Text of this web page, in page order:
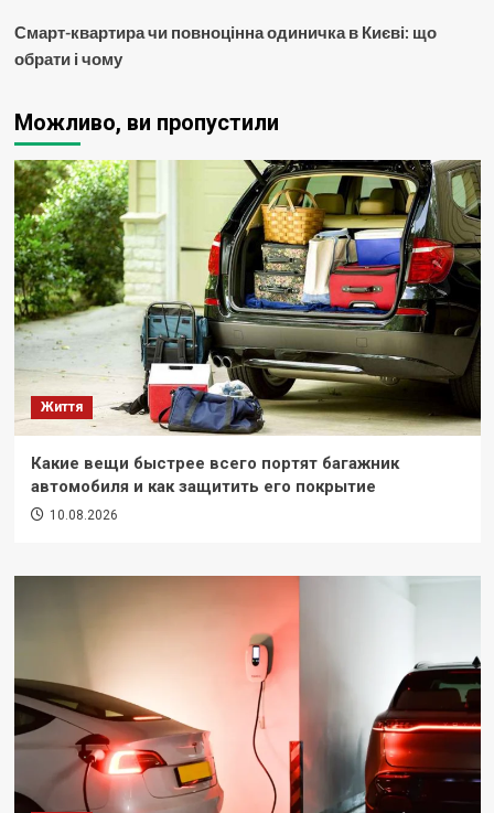
Смарт-квартира чи повноцінна одиничка в Києві: що
обрати і чому
Можливо, ви пропустили
Життя
Какие вещи быстрее всего портят багажник
автомобиля и как защитить его покрытие
10.08.2026